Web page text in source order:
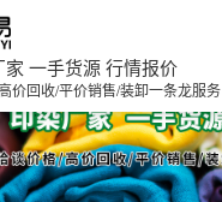
一手货源 行情报价
价回收/平价销售/装卸一条龙服务